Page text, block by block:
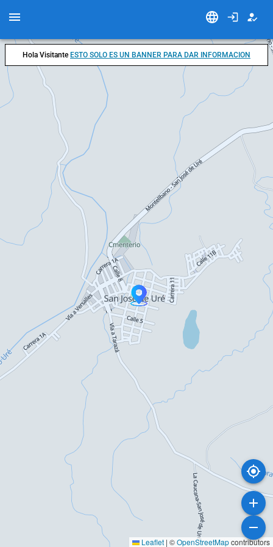
Leaflet | ©OpenStreetMapcontributors
Hola Visitante ESTO SOLO ES UN BANNER PARA DAR INFORMACION